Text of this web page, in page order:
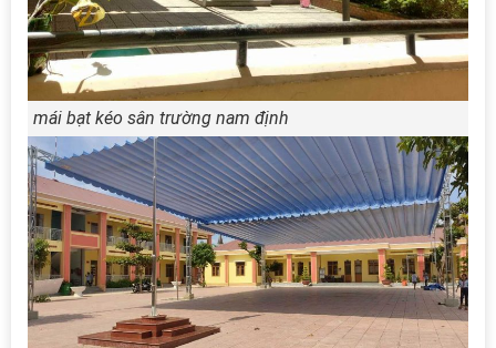
mái bạt kéo sân trường nam định